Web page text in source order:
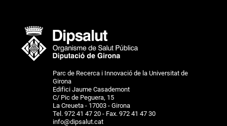
Parc de Recerca i Innovació de la Universitat de
Girona
Edifici Jaume Casademont
C/ Pic de Peguera, 15
La Creueta - 17003 - Girona
Tel. 972 41 47 20 - Fax. 972 41 47 30
info@dipsalut.cat